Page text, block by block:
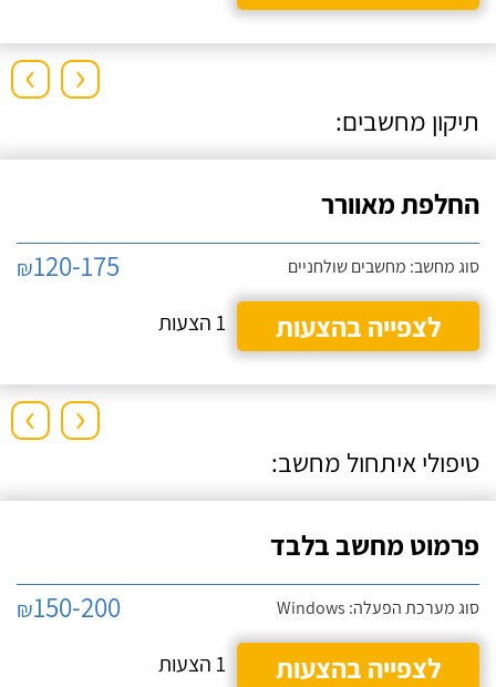
› ‹
תיקון מחשבים:
החלפת מאוורר
סוג מחשב: מחשבים שולחניים ₪120-175
לצפייה בהצעות
1 הצעות
› ‹
טיפולי איתחול מחשב:
פרמוט מחשב בלבד
סוג מערכת הפעלה: Windows ₪150-200
לצפייה בהצעות
1 הצעות